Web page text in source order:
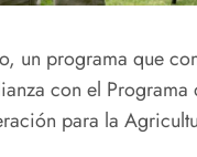
un programa que
con el
para la